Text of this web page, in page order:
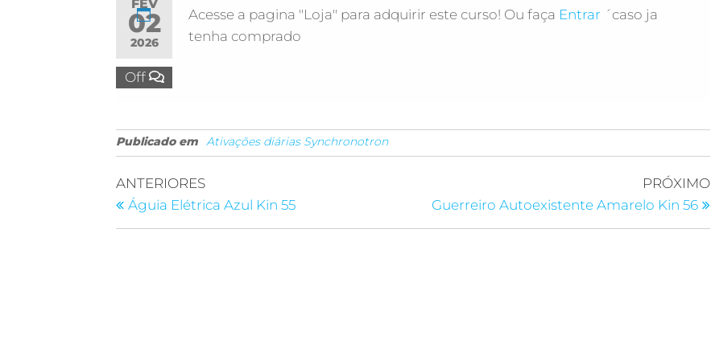
FEV
02
2026
Off
Acesse a pagina "Loja" para adquirir este curso! Ou faça Entrar ´caso ja
tenha comprado
Publicado em Ativações diárias Synchronotron
ANTERIORES
Águia Elétrica Azul Kin 55
PRÓXIMO
Guerreiro Autoexistente Amarelo Kin 56